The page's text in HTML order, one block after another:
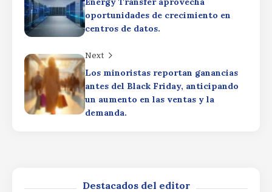
oportunidades de crecimiento en
centros de datos.
Next
Los minoristas reportan ganancias
antes del Black Friday, anticipando
un aumento en las ventas y la
demanda.
Destacados del editor
ByRafael Martín F.
Cryptocurrencies: Bitcoin Roughly Flat
This WeekCryptocurrencies: Bitcoin
Roughly Flat This
WeekCryptocurrencies: Bitcoin
Roughly Flat This Week
By Rafael Martín F.
Bitcoin gains focus as Pentagon
rewrites nuclear strategyBitcoin gains
focus as Pentagon rewrites nuclear
strategyBitcoin gains focus as
Pentagon rewrites nuclear strategy
Results Dimmed by AI Spending